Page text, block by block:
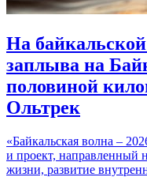
На
заплыва на
половиной
Ольтрек
«Байкальская волна –
и проект, направленный
жизни, развитие